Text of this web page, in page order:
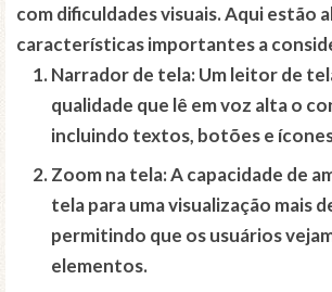
comdificuldades visuais. Aqui estão
características importantes a
Narrador de tela: Um leitor de
qualidade que lê em voz alta o
incluindo textos, botões e
Zoom na tela: A capacidade de
tela para uma visualização mais
permitindo que os usuários
elementos.